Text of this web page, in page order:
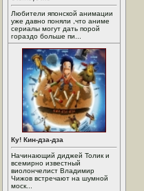
Любители японской анимации
уже давно поняли ,что аниме
сериалы могут дать порой
гораздо больше пи...
Ку! Кин-дза-дза
Начинающий диджей Толик и
всемирно известный
виолончелист Владимир
Чижов встречают на шумной
моск...